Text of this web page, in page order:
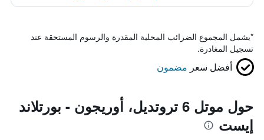
*يشمل المجموع الضرائب المحلية المقدرة والرسوم المستحقة عند
تسجيل المغادرة.
أفضل سعر مضمون
حول موتل 6 تروتديل، أوريجون - بورتلاند
إيست